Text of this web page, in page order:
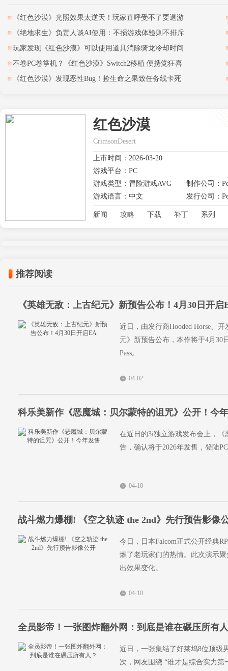
《红色沙漠》光照效果太逆天！玩家直呼受不了要退游
《绝地求生》负责人谈AI使用：不损游戏体验则不排斥
玩家发现《红色沙漠》可以使用道具消除骑龙冷却时间
不卷PC卷掌机？《红色沙漠》Switch2移植 便携党狂喜
《红色沙漠》发现恶性Bug！捡生命之果致任务线卡死
红色沙漠
CrimsonDesert
上市时间：2026-03-20
游戏平台：PC
游戏类型：冒险游戏AVG
制作公司：
游戏语言：中文
发行公司：
新闻 攻略 下载 补丁 系列
推荐阅读
《英雄无敌：上古纪元》新预告公布！4月30日开启
近日，由发行商Hooded Horse、
元》新预告公布，本作将于4月30
Pass。
04-02
科乐美新作《恶魔城：贝尔蒙特的诅咒》公开！今
在近日的3i独立游戏发布会上，
告，确认将于2026年发售，登陆
04-10
战斗燃力爆棚! 《空之轨迹 the 2nd》先行预告影像
今日，日本Falcom正式公开经典
燃了老玩家们的热情。此次演示
出效果变化。
04-10
全员影帝！一张图炸翻外网：到底是谁在碾压所有
近日，一张集结了好莱坞8位顶级
次，网友围绕 “谁才是综合实力第